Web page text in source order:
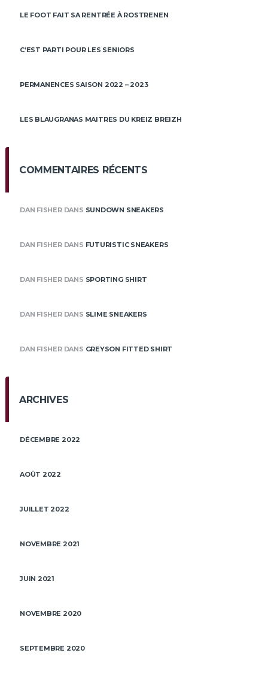
LE FOOT FAIT SA RENTRÉE À ROSTRENEN
C’EST PARTI POUR LES SENIORS
PERMANENCES SAISON 2022 – 2023
LES BLAUGRANAS MAITRES DU KREIZ BREIZH
COMMENTAIRES RÉCENTS
DAN FISHERDANS SUNDOWN SNEAKERS
DAN FISHERDANS FUTURISTIC SNEAKERS
DAN FISHERDANS SPORTING SHIRT
DAN FISHERDANS SLIME SNEAKERS
DAN FISHERDANS GREYSON FITTED SHIRT
ARCHIVES
DÉCEMBRE 2022
AOÛT 2022
JUILLET 2022
NOVEMBRE 2021
JUIN 2021
NOVEMBRE 2020
SEPTEMBRE 2020